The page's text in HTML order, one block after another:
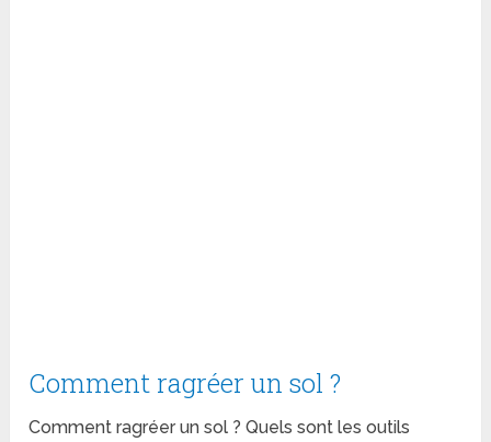
Comment ragréer un sol ?
Comment ragréer un sol ? Quels sont les outils